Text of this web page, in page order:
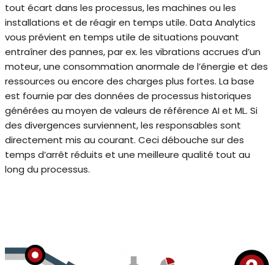
tout écart dans les processus, les machines ou les
installations et de réagir en temps utile. Data Analytics
vous prévient en temps utile de situations pouvant
entraîner des pannes, par ex. les vibrations accrues d’un
moteur, une consommation anormale de l’énergie et des
ressources ou encore des charges plus fortes. La base
est fournie par des données de processus historiques
générées au moyen de valeurs de référence AI et ML. Si
des divergences surviennent, les responsables sont
directement mis au courant. Ceci débouche sur des
temps d’arrêt réduits et une meilleure qualité tout au
long du processus.